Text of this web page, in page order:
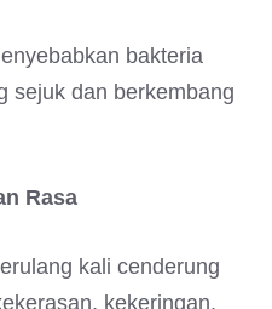
bakteria
sejuk dan berkembang
Rasa
kali cenderung
kekeringan,